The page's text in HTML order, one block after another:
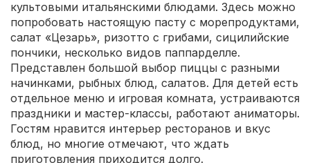
культовыми итальянскими блюдами. Здесь можно
попробовать настоящую пасту с морепродуктами,
салат «Цезарь», ризотто с грибами, сицилийские
пончики, несколько видов паппарделле.
Представлен большой выбор пиццы с разными
начинками, рыбных блюд, салатов. Для детей есть
отдельное меню и игровая комната, устраиваются
праздники и мастер-классы, работают аниматоры.
Гостям нравится интерьер ресторанов и вкус
блюд, но многие отмечают, что ждать
приготовления приходится долго.